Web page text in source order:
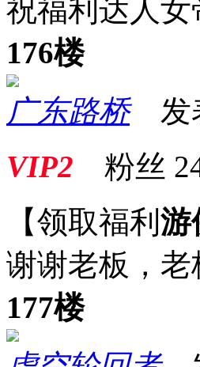
祝福利达人
176楼
广东路桥发
VIP2 粉丝
【领取福利 游
谢谢老板，
177楼